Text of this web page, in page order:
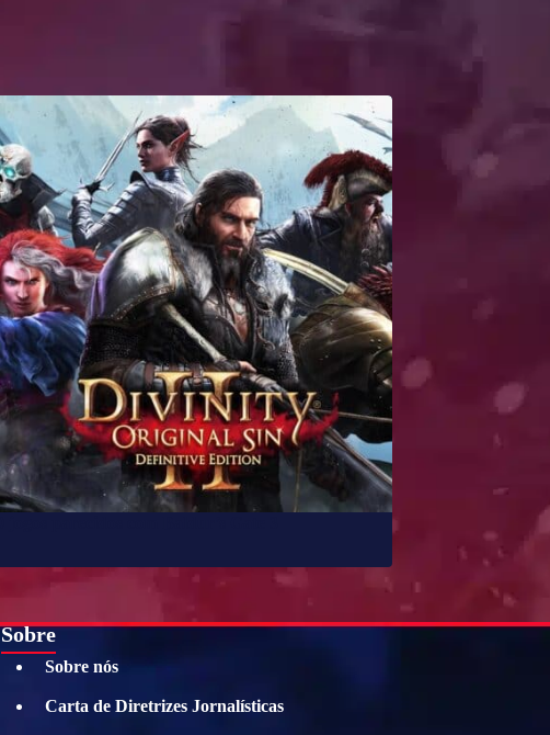
Sobre
Sobre nós
Carta de Diretrizes Jornalísticas